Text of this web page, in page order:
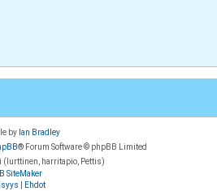
by Ian Bradley
® Forum Software © phpBB Limited
(lurttinen, harritapio, Pettis)
SiteMaker
Ehdot